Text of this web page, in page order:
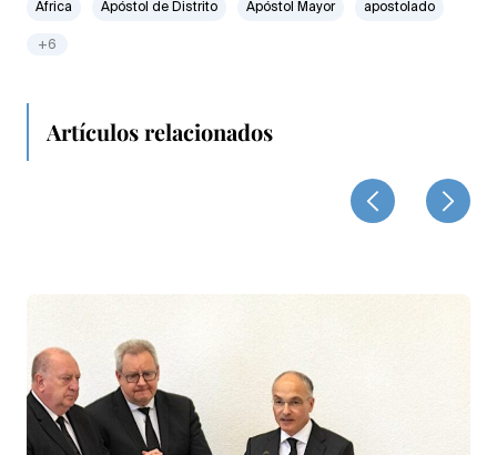
África Apóstol de Distrito Apóstol Mayor apostolado
+6
Artículos relacionados